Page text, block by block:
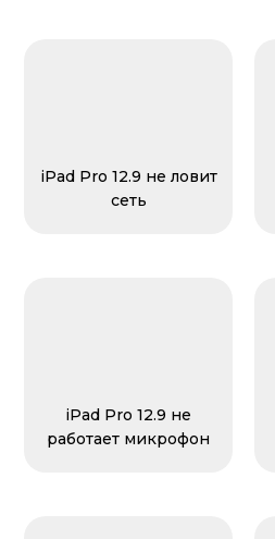
iPad Pro 12.9 не ловит
сеть
iPad Pro 12.9 не
работает микрофон